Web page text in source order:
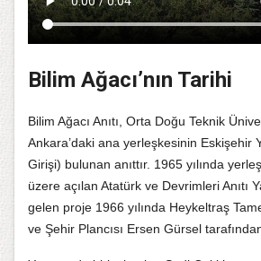
Bilim Ağacı’nın Tarihi
Bilim Ağacı Anıtı, Orta Doğu Teknik
Ankara’daki ana yerleşkesinin Eskişehir
Girişi) bulunan anıttır. 1965 yılında
üzere açılan Atatürk ve Devrimleri Anıtı
gelen proje 1966 yılında Heykeltraş
ve Şehir Plancısı Ersen Gürsel tarafından